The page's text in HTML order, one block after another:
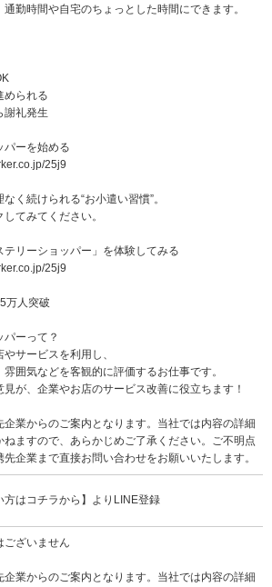
勤時間や自宅のちょっとした時間にできます。
められる
謝礼発生
パーを始める
25j9
く続けられる“お小遣い習慣”。
てみてください。
テリーショッパー」を体験してみる
25j9
万人突破
パーって？
サービスを利用し、
囲気などを客観的に評価するお仕事です。
が、企業やお店のサービス改善に役立ちます！
業からのご案内となります。当社では内容の詳細
ねますので、あらかじめご了承ください。ご不明点
企業まで直接お問い合わせをお願いいたします。
方はコチラから】よりLINE登録
ございません
業からのご案内となります。当社では内容の詳細